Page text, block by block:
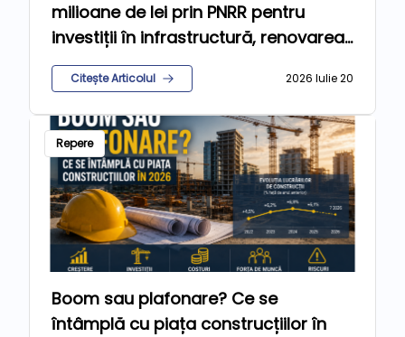
milioane de lei prin PNRR pentru
investiții în infrastructură, renovarea
clădirilor și educație
Citește Articolul 2026 Iulie 20
Repere
Boom sau plafonare? Ce se
întâmplă cu piața construcțiilor în